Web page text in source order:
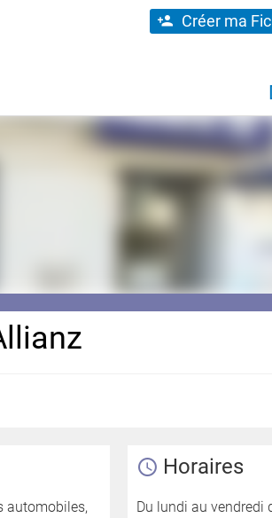
Créer ma
automobiles,
Horaires
Du lundi au vendredi